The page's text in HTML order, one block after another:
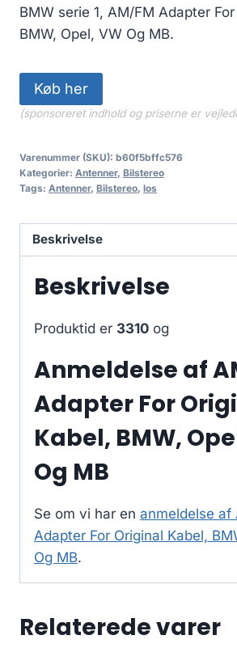
BMW serie 1, AM/FM Adapter
BMW, Opel, VW Og MB.
Køb her
(sponsoreret indhold og priserne er
Varenummer (SKU): b60f5bffc576
Kategorier: Antenner, Bilstereo
Tags: Antenner, Bilstereo, los
Beskrivelse
Beskrivelse
Produktid er 3310 og
Anmeldelse af
Adapter For
Kabel, BMW,
Og MB
Se om vi har en anmeldelse af
Adapter For Original Kabel,
Og MB.
Relaterede varer